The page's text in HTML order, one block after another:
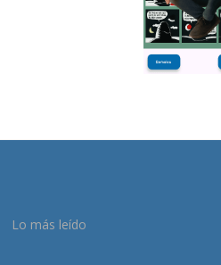
Lo más leído